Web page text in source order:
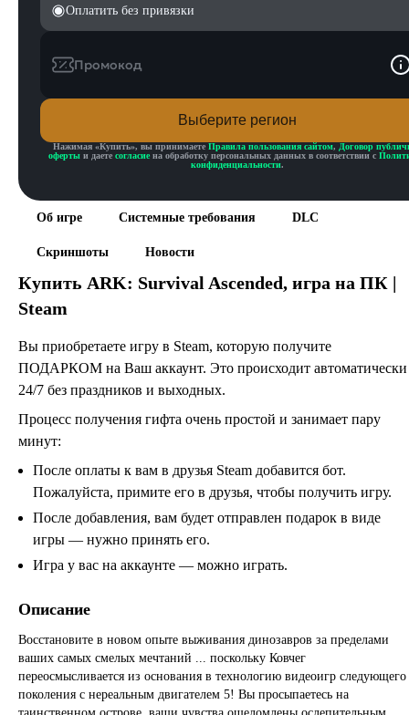
Об игре Системные требования DLC
Скриншоты Новости
Купить ARK: Survival Ascended, игра на ПК |
Steam
Вы приобретаете игру в Steam, которую получите
ПОДАРКОМ на Ваш аккаунт. Это происходит автоматически
24/7 без праздников и выходных.
Процесс получения гифта очень простой и занимает пару
минут:
После оплаты к вам в друзья Steam добавится бот.
Пожалуйста, примите его в друзья, чтобы получить игру.
После добавления, вам будет отправлен подарок в виде
игры — нужно принять его.
Игра у вас на аккаунте — можно играть.
Описание
Восстановите в новом опыте выживания динозавров за пределами
ваших самых смелых мечтаний ... поскольку Ковчег
переосмысливается из основания в технологию видеоигр следующего
поколения с нереальным двигателем 5! Вы просыпаетесь на
Оплатить без привязки
Промокод
Выберите регион
Нажимая «Купить», вы принимаете Правила пользования сайтом, Договор
оферты и даете согласие на обработку персональных данных в соответствии с
конфиденциальности.